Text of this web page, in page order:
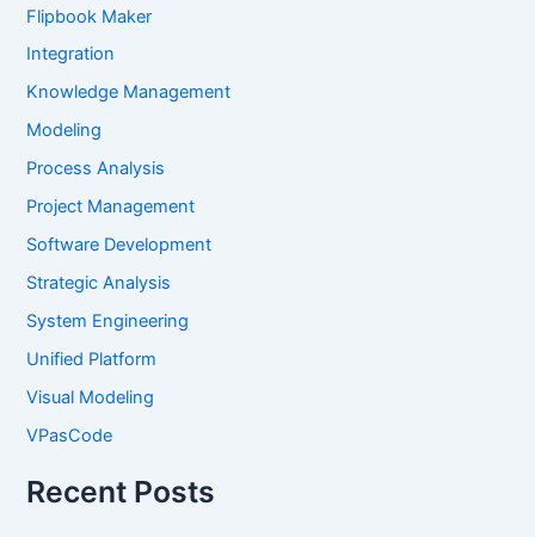
Flipbook Maker
Integration
Knowledge Management
Modeling
Process Analysis
Project Management
Software Development
Strategic Analysis
System Engineering
Unified Platform
Visual Modeling
VPasCode
Recent Posts